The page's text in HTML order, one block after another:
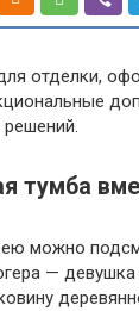
отделки,
тумба
можно
—